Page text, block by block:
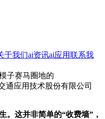
于我们ai资讯ai应用联系我
子赛马圈地的
通应用技术股份有限公司
这并非简单的“收费墙”，